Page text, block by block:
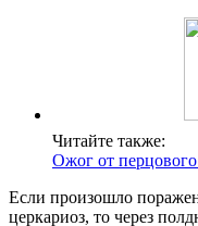
Читайте также:
Ожог от перцового
Если произошло
церкариоз, то через